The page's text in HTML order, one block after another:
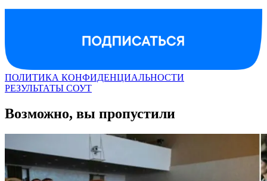
ПОЛИТИКА КОНФИДЕНЦИАЛЬНОСТИ
РЕЗУЛЬТАТЫ СОУТ
Возможно, вы пропустили